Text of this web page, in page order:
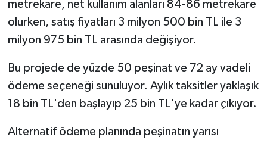
metrekare, net kullanım alanları 84-86 metrekare
olurken, satış fiyatları 3 milyon 500 bin TL ile 3
milyon 975 bin TL arasında değişiyor.
Bu projede de yüzde 50 peşinat ve 72 ay vadeli
ödeme seçeneği sunuluyor. Aylık taksitler yaklaşık
18 bin TL'den başlayıp 25 bin TL'ye kadar çıkıyor.
Alternatif ödeme planında peşinatın yarısı